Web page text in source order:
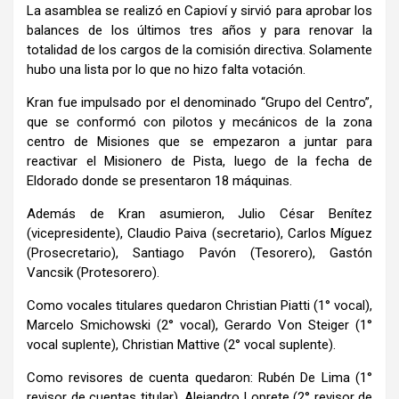
La asamblea se realizó en Capioví y sirvió para aprobar los
balances de los últimos tres años y para renovar la
totalidad de los cargos de la comisión directiva. Solamente
hubo una lista por lo que no hizo falta votación.
Kran fue impulsado por el denominado “Grupo del Centro”,
que se conformó con pilotos y mecánicos de la zona
centro de Misiones que se empezaron a juntar para
reactivar el Misionero de Pista, luego de la fecha de
Eldorado donde se presentaron 18 máquinas.
Además de Kran asumieron, Julio César Benítez
(vicepresidente), Claudio Paiva (secretario), Carlos Míguez
(Prosecretario), Santiago Pavón (Tesorero), Gastón
Vancsik (Protesorero).
Como vocales titulares quedaron Christian Piatti (1° vocal),
Marcelo Smichowski (2° vocal), Gerardo Von Steiger (1°
vocal suplente), Christian Mattive (2° vocal suplente).
Como revisores de cuenta quedaron: Rubén De Lima (1°